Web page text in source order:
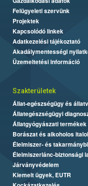
Felügyeleti szervünk
Projektek
Kapcsolódó linkek
Adatkezelési tájékoztató
Akadálymentességi
Üzemeltetési információ
Szakterületek
Állat-egészségügy és
Állategészségügyi
Állatgyógyászati termékek
Borászat és alkoholos
Élelmiszer- és
Élelmiszerlánc-biztonsági
Járványvédelem
Kiemelt ügyek, EUTR